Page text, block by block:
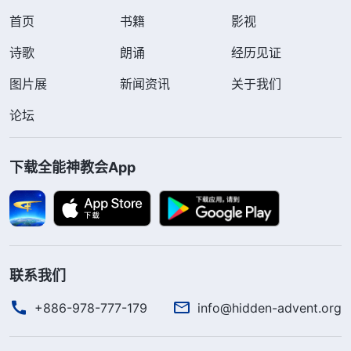
首页 书籍
影视
诗歌
朗诵
经历见证
图片展
新闻资讯
关于我们
论坛
下载全能神教会App
联系我们
+886-978-777-179 info@hidden-advent.org